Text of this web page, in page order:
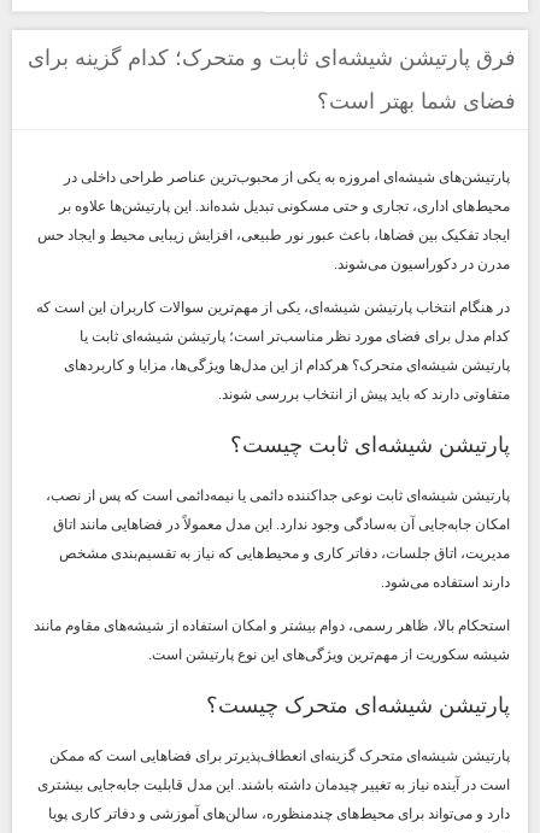
فرق پارتیشن شیشه‌ای ثابت و متحرک؛ کدام گزینه برای
فضای شما بهتر است؟
پارتیشن‌های شیشه‌ای امروزه به یکی از محبوب‌ترین عناصر طراحی داخلی در
محیط‌های اداری، تجاری و حتی مسکونی تبدیل شده‌اند. این پارتیشن‌ها علاوه بر
ایجاد تفکیک بین فضاها، باعث عبور نور طبیعی، افزایش زیبایی محیط و ایجاد حس
مدرن در دکوراسیون می‌شوند.
در هنگام انتخاب پارتیشن شیشه‌ای، یکی از مهم‌ترین سوالات کاربران این است که
کدام مدل برای فضای مورد نظر مناسب‌تر است؛ پارتیشن شیشه‌ای ثابت یا
پارتیشن شیشه‌ای متحرک؟ هرکدام از این مدل‌ها ویژگی‌ها، مزایا و کاربردهای
متفاوتی دارند که باید پیش از انتخاب بررسی شوند.
پارتیشن شیشه‌ای ثابت چیست؟
پارتیشن شیشه‌ای ثابت نوعی جداکننده دائمی یا نیمه‌دائمی است که پس از نصب،
امکان جابه‌جایی آن به‌سادگی وجود ندارد. این مدل معمولاً در فضاهایی مانند اتاق
مدیریت، اتاق جلسات، دفاتر کاری و محیط‌هایی که نیاز به تقسیم‌بندی مشخص
دارند استفاده می‌شود.
استحکام بالا، ظاهر رسمی، دوام بیشتر و امکان استفاده از شیشه‌های مقاوم مانند
شیشه سکوریت از مهم‌ترین ویژگی‌های این نوع پارتیشن است.
پارتیشن شیشه‌ای متحرک چیست؟
پارتیشن شیشه‌ای متحرک گزینه‌ای انعطاف‌پذیرتر برای فضاهایی است که ممکن
است در آینده نیاز به تغییر چیدمان داشته باشند. این مدل قابلیت جابه‌جایی بیشتری
دارد و می‌تواند برای محیط‌های چندمنظوره، سالن‌های آموزشی و دفاتر کاری پویا